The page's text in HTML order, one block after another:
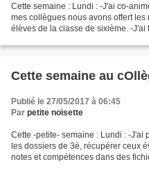
Cette semaine : Lundi : -J'ai co-
mes collègues nous avons offert
élèves de la classe de sixième. -J'ai
Cette semaine au
Publié le 27/05/2017 à 06:45
Par petite noisette
Cette -petite- semaine : Lundi : -J'ai
les dossiers de 3è, récupérer ceux
notes et compétences dans des